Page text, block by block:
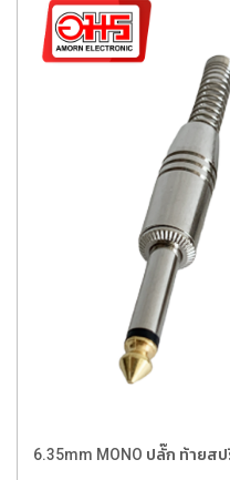
6.35mm MONO ปลั๊ก ท้ายส